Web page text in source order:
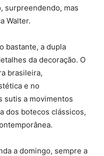
surpreendendo, mas
Walter.
bastante, a dupla
da decoração. O
brasileira,
e no
sutis a movimentos
dos botecos clássicos,
a domingo, sempre a